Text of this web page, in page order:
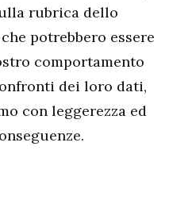
rubrica dello
potrebbero essere
comportamento
dei loro dati,
con leggerezza ed